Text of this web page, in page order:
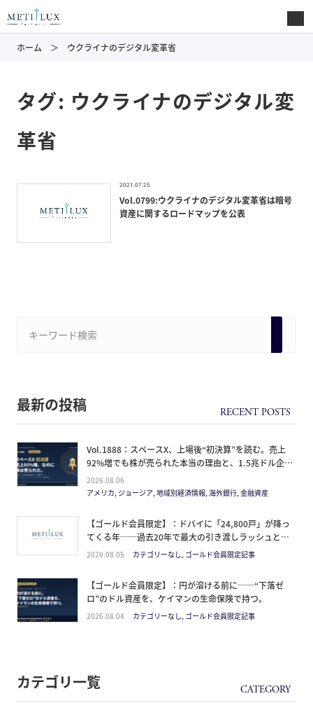
ホーム ウクライナのデジタル変革省
タグ: ウクライナのデジタル変
革省
2021.07.25
Vol.0799:ウクライナのデジタル変革省は暗号
資産に関するロードマップを公表
最新の投稿
Vol.1888：スペースX、上場後“初決算”を読む。売上
92%増でも株が売られた本当の理由と、1.5兆ドル企業
の買い方。
2026.08.06
アメリカ, ジョージア, 地域別経済情報, 海外銀行, 金融資産
【ゴールド会員限定】：ドバイに「24,800戸」が降っ
てくる年──過去20年で最大の引き渡しラッシュと、
ミサイルが崩した“安全神話”。2027年の供給ピーク
2026.08.05 カテゴリーなし, ゴールド会員限定記事
【ゴールド会員限定】：円が溶ける前に──“下落ゼ
ロ”のドル資産を、ケイマンの生命保険で持つ。
2026.08.04 カテゴリーなし, ゴールド会員限定記事
カテゴリ一覧